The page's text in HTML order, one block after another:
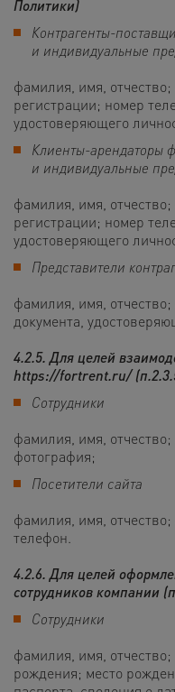
Политики)
Контрагенты-
и индивидуальные
фамилия, имя,
регистрации; номер
удостоверяющего
Клиенты-арендаторы
и индивидуальные
фамилия, имя,
регистрации; номер
удостоверяющего
Представители
фамилия, имя,
документа,
4.2.5. Для целей
https://fortrent.ru/
Сотрудники
фамилия, имя,
фотография;
Посетители сайта
фамилия, имя,
телефон.
4.2.6. Для целей
сотрудников компании
Сотрудники
фамилия, имя,
рождения; место